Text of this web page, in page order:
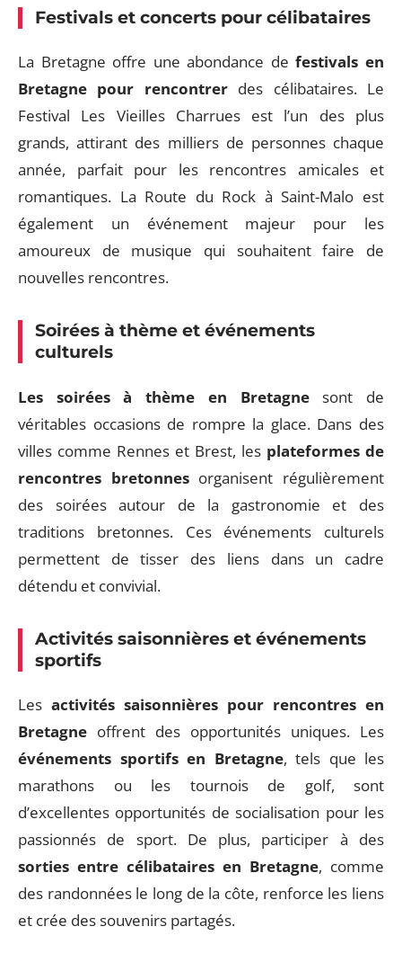
Festivals et concerts pour célibataires
La Bretagne offre une abondance defestivals en
Bretagne pour rencontrerdes célibataires. Le
Festival Les Vieilles Charrues est l’un des plus
grands, attirant des milliers de personnes chaque
année, parfait pour les rencontres amicales et
romantiques. La Route du Rock à Saint-Malo est
également un événement majeur pour les
amoureux de musique qui souhaitent faire de
nouvelles rencontres.
Soirées à thème et événements
culturels
Les soirées à thème en Bretagnesont de
véritables occasions de rompre la glace. Dans des
villes comme Rennes et Brest, les plateformes de
rencontres bretonnesorganisent régulièrement
des soirées autour de la gastronomie et des
traditions bretonnes. Ces événements culturels
permettent de tisser des liens dans un cadre
détendu et convivial.
Activités saisonnières et événements
sportifs
Les activités saisonnières pour rencontres en
Bretagne offrent des opportunités uniques. Les
événements sportifs en Bretagne, tels que les
marathons ou les tournois de golf, sont
d’excellentes opportunités de socialisation pour les
passionnés de sport. De plus, participer à des
sorties entre célibataires en Bretagne, comme
des randonnées le long de la côte, renforce les liens
et crée des souvenirs partagés.